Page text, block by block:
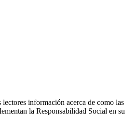
información acerca de como las
la Responsabilidad Social en su